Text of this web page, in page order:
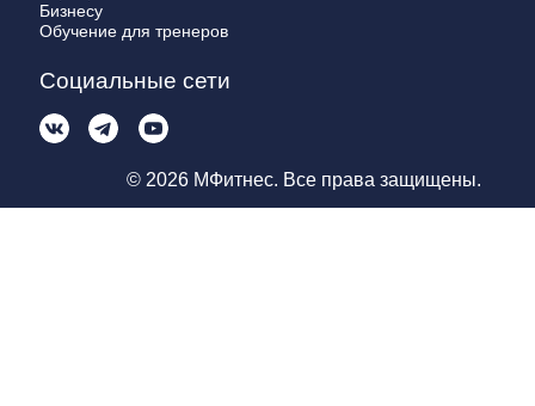
Бизнесу
Обучение для тренеров
Социальные сети
© 2026 МФитнес. Все права защищены.